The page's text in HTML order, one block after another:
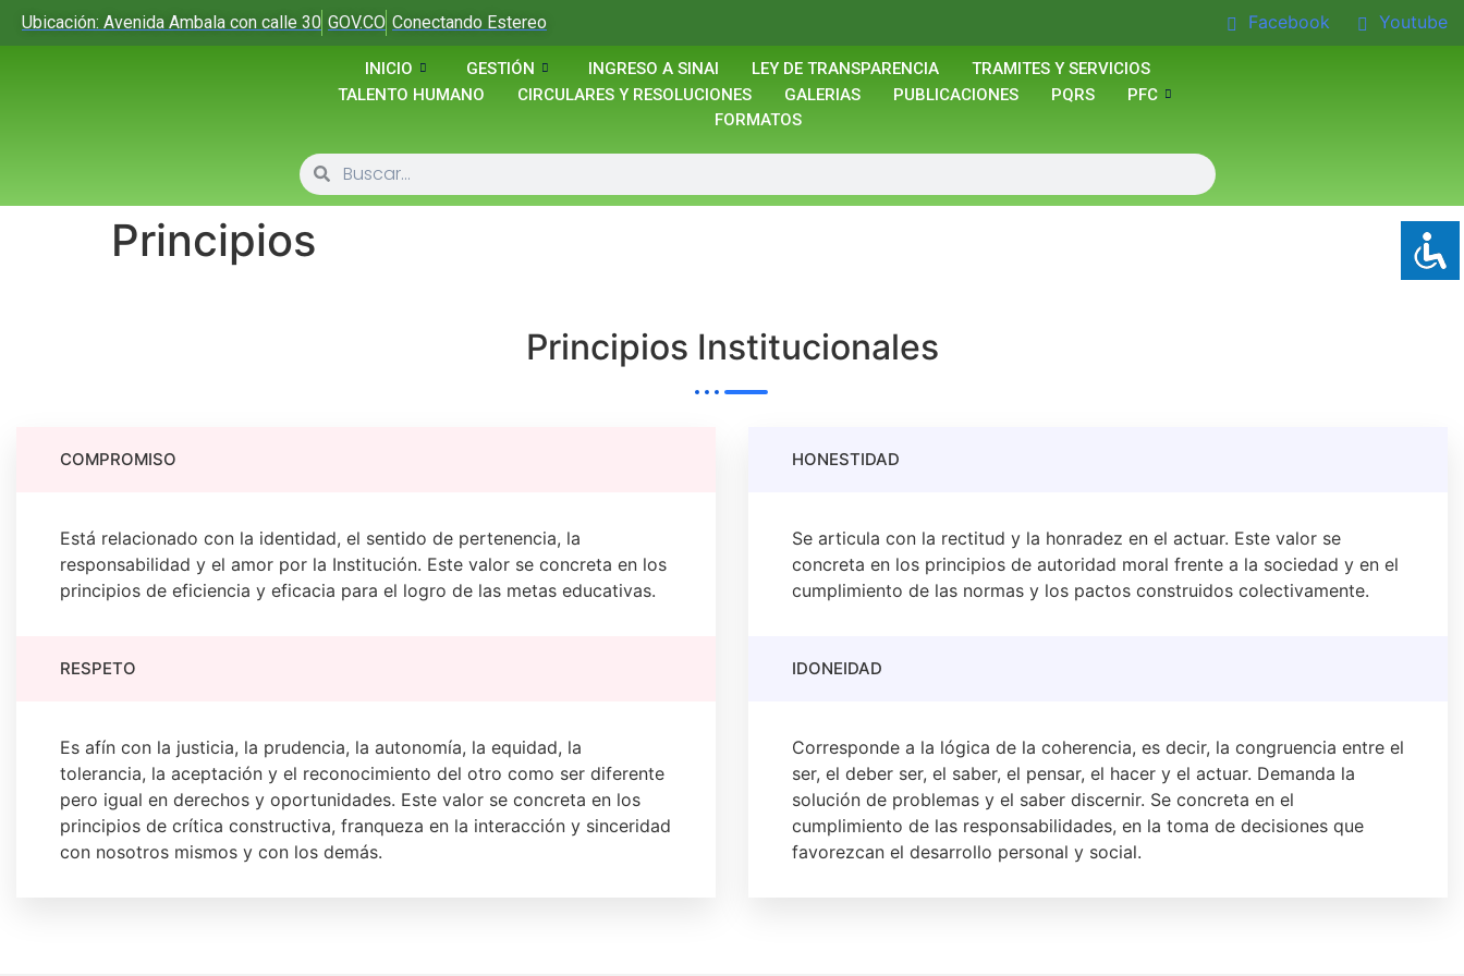
Ubicación: Avenida Ambala con calle 30 GOV.CO Conectando Estereo Facebook Youtube
INICIO GESTIÓN INGRESO A SINAI LEY DE TRANSPARENCIA
TRAMITES Y SERVICIOS
TALENTO HUMANO
CIRCULARES Y RESOLUCIONES GALERIAS PUBLICACIONES PQRS
PFC
FORMATOS
Principios
Principios Institucionales
COMPROMISO
Está relacionado con la identidad, el sentido de pertenencia, la
responsabilidad y el amor por la Institución. Este valor se concreta en los
principios de eficiencia y eficacia para el logro de las metas educativas.
RESPETO
Es afín con la justicia, la prudencia, la autonomía, la equidad, la
tolerancia, la aceptación y el reconocimiento del otro como ser diferente
pero igual en derechos y oportunidades. Este valor se concreta en los
principios de crítica constructiva, franqueza en la interacción y sinceridad
con nosotros mismos y con los demás.
HONESTIDAD
Se articula con la rectitud y la honradez en el actuar. Este valor se
concreta en los principios de autoridad moral frente a la sociedad y en el
cumplimiento de las normas y los pactos construidos colectivamente.
IDONEIDAD
Corresponde a la lógica de la coherencia, es decir, la congruencia entre el
ser, el deber ser, el saber, el pensar, el hacer y el actuar. Demanda la
solución de problemas y el saber discernir. Se concreta en el
cumplimiento de las responsabilidades, en la toma de decisiones que
favorezcan el desarrollo personal y social.